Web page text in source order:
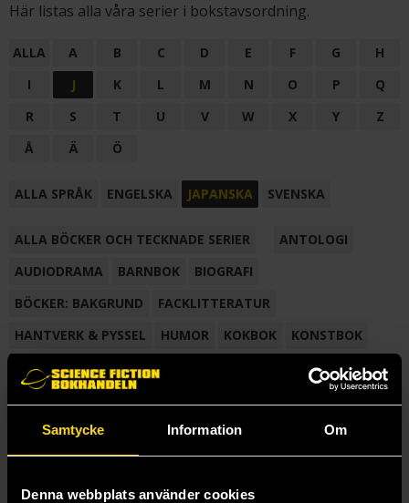
Samtycke Information Om
Denna webbplats använder cookies
Här listas alla våra serier i bokstavsordning.
ALLA A B C D E F G
H
I
J K L M N O P
Q
R
S T U V W X Y
Z
Å
Ä Ö
ALLA SPRÅK ENGELSKA JAPANSKA SVENSKA
ALLA BÖCKER OCH TECKNADE SERIER
ANTOLOGI
AUDIODRAMA
BARNBOK
BIOGRAFI
BÖCKER: BAKGRUND
FACKLITTERATUR
HANTVERK & PYSSEL
HUMOR KOKBOK
KONSTBOK
KORTROMAN
LÄROBOK
NOVELL
SAMLINGSVOLYM
TECKNA & MÅLA TECKNAD SERIE